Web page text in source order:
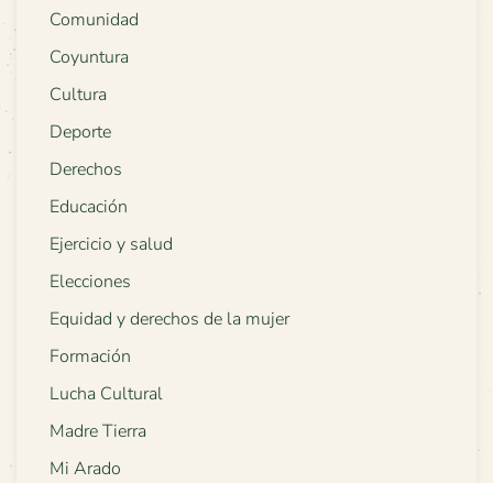
Comunidad
Coyuntura
Cultura
Deporte
Derechos
Educación
Ejercicio y salud
Elecciones
Equidad y derechos de la mujer
Formación
Lucha Cultural
Madre Tierra
Mi Arado